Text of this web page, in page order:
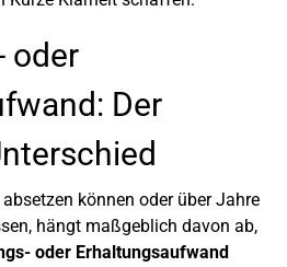
oder
Der
können oder über Jahre
hängt maßgeblich davon ab,
oder Erhaltungsaufwand